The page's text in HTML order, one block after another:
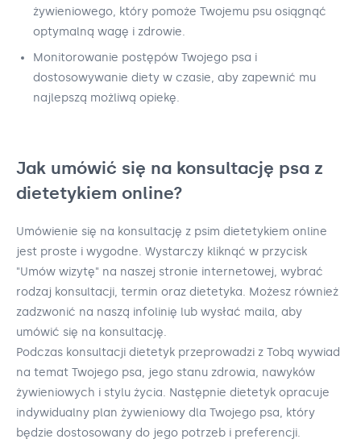
żywieniowego, który pomoże Twojemu psu osiągnąć
optymalną wagę i zdrowie.
Monitorowanie postępów Twojego psa i
dostosowywanie diety w czasie, aby zapewnić mu
najlepszą możliwą opiekę.
Jak umówić się na konsultację psa z
dietetykiem online?
Umówienie się na konsultację z psim dietetykiem online
jest proste i wygodne. Wystarczy kliknąć w przycisk
"Umów wizytę" na naszej stronie internetowej, wybrać
rodzaj konsultacji, termin oraz dietetyka. Możesz również
zadzwonić na naszą infolinię lub wysłać maila, aby
umówić się na konsultację.
Podczas konsultacji dietetyk przeprowadzi z Tobą wywiad
na temat Twojego psa, jego stanu zdrowia, nawyków
żywieniowych i stylu życia. Następnie dietetyk opracuje
indywidualny plan żywieniowy dla Twojego psa, który
będzie dostosowany do jego potrzeb i preferencji.